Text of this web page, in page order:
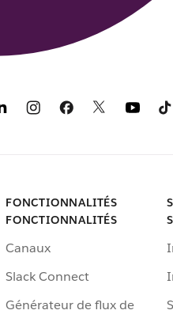
FONCTIONNALITÉS
FONCTIONNALITÉS
Canaux
Slack Connect
Générateur de flux de